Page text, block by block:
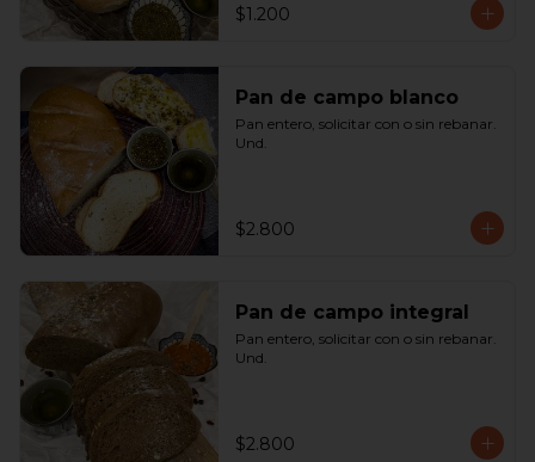
$1.200
Pan de campo blanco
Pan entero, solicitar con o sin rebanar.
Und.
$2.800
Pan de campo integral
Pan entero, solicitar con o sin rebanar.
Und.
$2.800